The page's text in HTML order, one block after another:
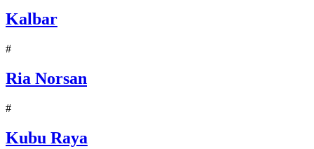
Kalbar
#
Ria Norsan
#
Kubu Raya